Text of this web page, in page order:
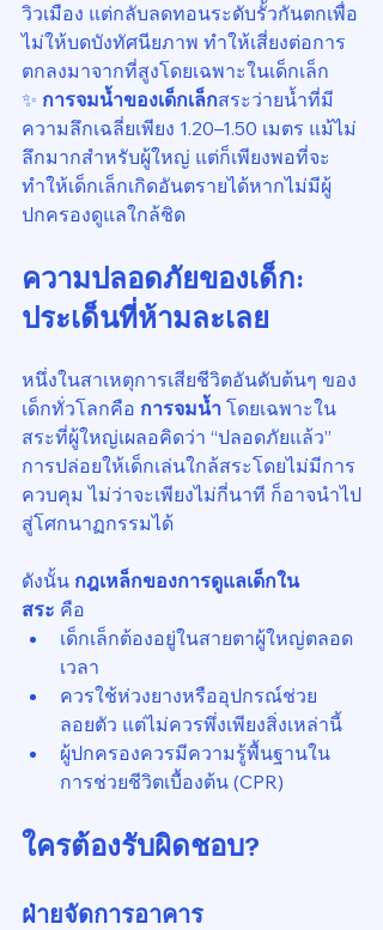
วิวเมือง แต่กลับลดทอนระดับรั้วกันตกเพื่อ
ไม่ให้บดบังทัศนียภาพ ทำให้เสี่ยงต่อการ
ตกลงมาจากที่สูงโดยเฉพาะในเด็กเล็ก
✨ การจมน้ำของเด็กเล็กสระว่ายน้ำที่มี
ความลึกเฉลี่ยเพียง 1.20–1.50 เมตร แม้ไม่
ลึกมากสำหรับผู้ใหญ่ แต่ก็เพียงพอที่จะ
ทำให้เด็กเล็กเกิดอันตรายได้หากไม่มีผู้
ปกครองดูแลใกล้ชิด
ความปลอดภัยของเด็ก:
ประเด็นที่ห้ามละเลย
หนึ่งในสาเหตุการเสียชีวิตอันดับต้นๆ ของ
เด็กทั่วโลกคือ การจมน้ำ โดยเฉพาะใน
สระที่ผู้ใหญ่เผลอคิดว่า “ปลอดภัยแล้ว”
การปล่อยให้เด็กเล่นใกล้สระโดยไม่มีการ
ควบคุม ไม่ว่าจะเพียงไม่กี่นาที ก็อาจนำไป
สู่โศกนาฏกรรมได้
ดังนั้น กฎเหล็กของการดูแลเด็กใน
สระ คือ
เด็กเล็กต้องอยู่ในสายตาผู้ใหญ่ตลอด
เวลา
ควรใช้ห่วงยางหรืออุปกรณ์ช่วย
ลอยตัว แต่ไม่ควรพึ่งเพียงสิ่งเหล่านี้
ผู้ปกครองควรมีความรู้พื้นฐานใน
การช่วยชีวิตเบื้องต้น (CPR)
ใครต้องรับผิดชอบ?
ฝ่ายจัดการอาคาร